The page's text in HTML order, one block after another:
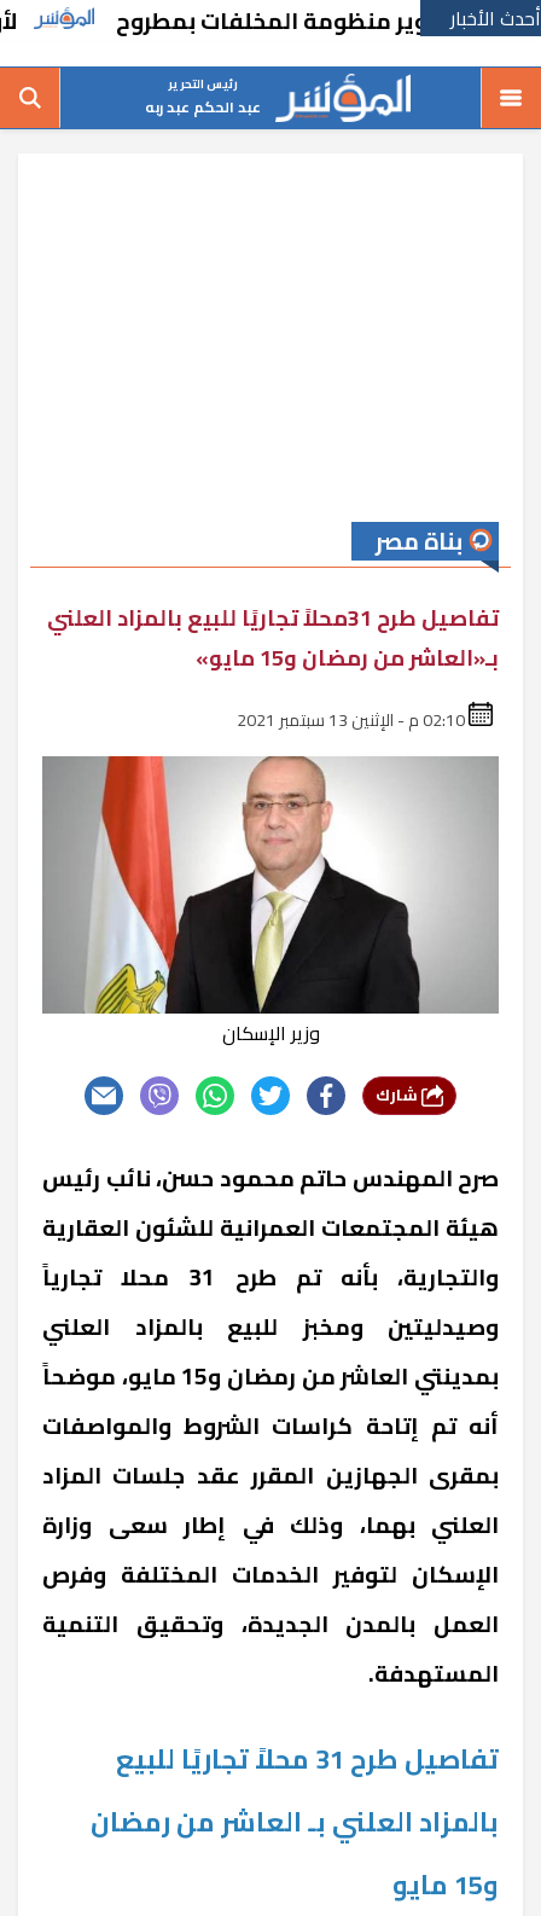
أحدث الأخبار لأول
رئيس التحرير
عبد الحكم عبد ربه
بناة مصر
تفاصيل طرح 31محلاً تجاريًا للبيع بالمزاد العلني
بـ«العاشر من رمضان و15 مايو»
وزير الإسكان
صرح المهندس حاتم محمود حسن، نائب رئيس
هيئة المجتمعات العمرانية للشئون العقارية
والتجارية، بأنه تم طرح 31 محلا تجارياً
وصيدليتين ومخبز للبيع بالمزاد العلني
بمدينتي العاشر من رمضان و15 مايو، موضحاً
أنه تم إتاحة كراسات الشروط والمواصفات
بمقرى الجهازين المقرر عقد جلسات المزاد
العلني بهما، وذلك في إطار سعى وزارة
الإسكان لتوفير الخدمات المختلفة وفرص
العمل بالمدن الجديدة، وتحقيق التنمية
المستهدفة.
تفاصيل طرح 31 محلاً تجاريًا للبيع
بالمزاد العلني بـ العاشر من رمضان
و15 مايو